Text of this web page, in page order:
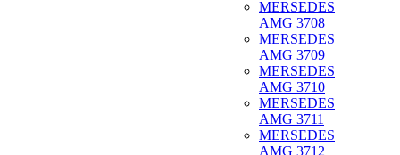
MERSEDES
AMG 3708
MERSEDES
AMG 3709
MERSEDES
AMG 3710
MERSEDES
AMG 3711
MERSEDES
AMG 3712